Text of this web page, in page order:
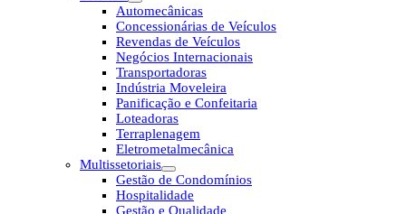
Automecânicas
Concessionárias de Veículos
Revendas de Veículos
Negócios Internacionais
Transportadoras
Indústria Moveleira
Panificação e Confeitaria
Loteadoras
Terraplenagem
Eletrometalmecânica
Multissetoriais
Gestão de Condomínios
Hospitalidade
Gestão e Qualidade